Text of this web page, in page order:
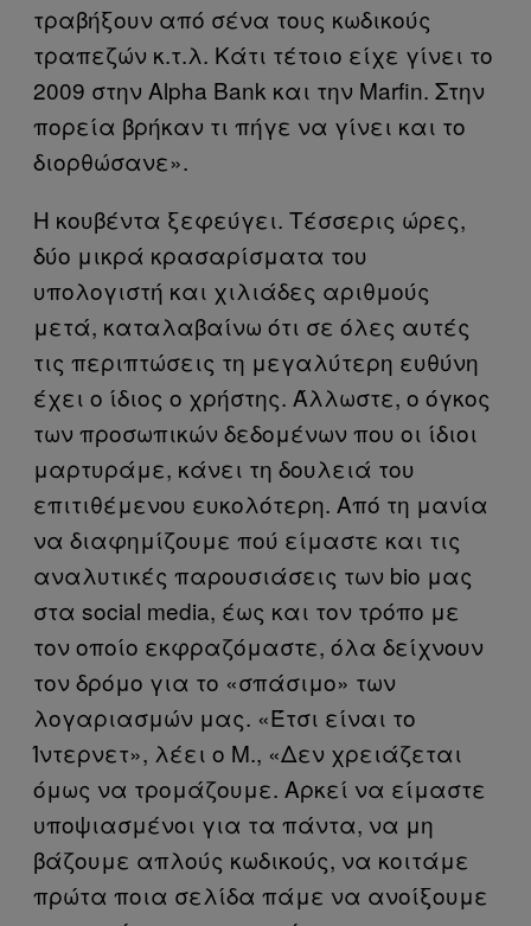
τραβήξουν από σένα τους κωδικούς
τραπεζών κ.τ.λ. Κάτι τέτοιο είχε γίνει το
2009 στην Alpha Bank και την Marfin. Στην
πορεία βρήκαν τι πήγε να γίνει και το
διορθώσανε».
Η κουβέντα ξεφεύγει. Τέσσερις ώρες,
δύο μικρά κρασαρίσματα του
υπολογιστή και χιλιάδες αριθμούς
μετά, καταλαβαίνω ότι σε όλες αυτές
τις περιπτώσεις τη μεγαλύτερη ευθύνη
έχει ο ίδιος ο χρήστης. Άλλωστε, ο όγκος
των προσωπικών δεδομένων που οι ίδιοι
μαρτυράμε, κάνει τη δουλειά του
επιτιθέμενου ευκολότερη. Από τη μανία
να διαφημίζουμε πού είμαστε και τις
αναλυτικές παρουσιάσεις των bio μας
στα social media, έως και τον τρόπο με
τον οποίο εκφραζόμαστε, όλα δείχνουν
τον δρόμο για το «σπάσιμο» των
λογαριασμών μας. «Έτσι είναι το
Ίντερνετ», λέει ο Μ., «Δεν χρειάζεται
όμως να τρομάζουμε. Αρκεί να είμαστε
υποψιασμένοι για τα πάντα, να μη
βάζουμε απλούς κωδικούς, να κοιτάμε
πρώτα ποια σελίδα πάμε να ανοίξουμε